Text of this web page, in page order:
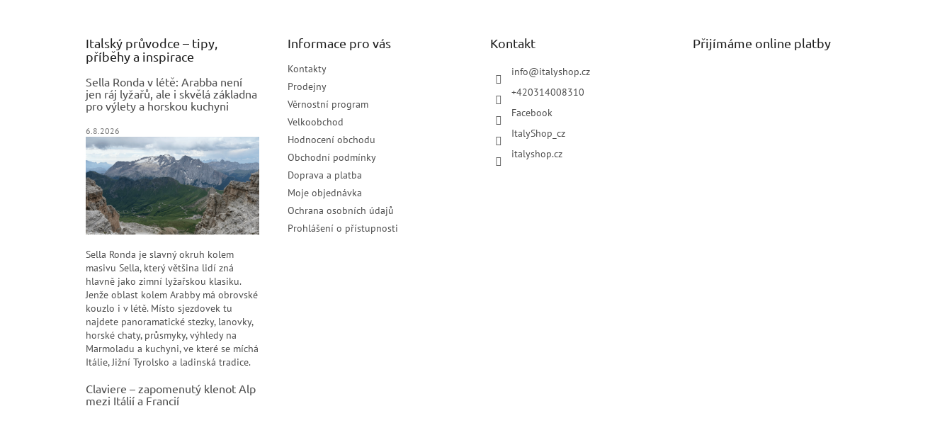
Italský průvodce – tipy,
příběhy a inspirace
Sella Ronda v létě: Arabba není
jen ráj lyžařů, ale i skvělá základna
pro výlety a horskou kuchyni
6.8.2026
Sella Ronda je slavný okruh kolem
masivu Sella, který většina lidí zná
hlavně jako zimní lyžařskou klasiku.
Jenže oblast kolem Arabby má obrovské
kouzlo i v létě. Místo sjezdovek tu
najdete panoramatické stezky, lanovky,
horské chaty, průsmyky, výhledy na
Marmoladu a kuchyni, ve které se míchá
Itálie, Jižní Tyrolsko a ladinská tradice.
Claviere – zapomenutý klenot Alp
mezi Itálií a Francií
Informace pro vás
Kontakty
Prodejny
Věrnostní program
Velkoobchod
Hodnocení obchodu
Obchodní podmínky
Doprava a platba
Moje objednávka
Ochrana osobních údajů
Prohlášení o přístupnosti
Kontakt
info@italyshop.cz
+420314008310
Facebook
ItalyShop_cz
italyshop.cz
Přijímáme online platby